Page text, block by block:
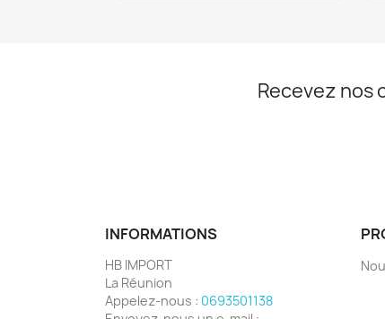
Recevez nos
INFORMATIONS
HB IMPORT
La Réunion
Appelez-nous : 0693501138